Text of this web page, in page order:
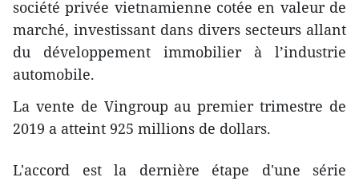
société privée vietnamienne cotée en valeur de
marché, investissant dans divers secteurs allant
du développement immobilier à l’industrie
automobile.
La vente de Vingroup au premier trimestre de
2019 a atteint 925 millions de dollars.
L'accord est la dernière étape d'une série